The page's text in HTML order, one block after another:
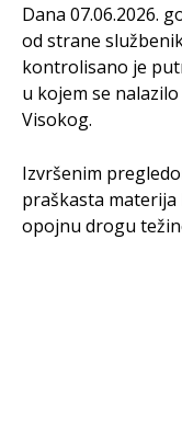
Dana 07.06.2026.
od strane
kontrolisano je
u kojem se
Visokog.
Izvršenim
praškasta materija
opojnu drogu